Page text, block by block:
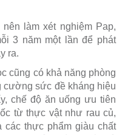
làm xét nghiệm Pap,
3 năm một lần để phát
ra.
cũng có khả năng phòng
sức đề kháng hiệu
chế độ ăn uống ưu tiên
từ thực vật như rau củ,
các thực phẩm giàu chất